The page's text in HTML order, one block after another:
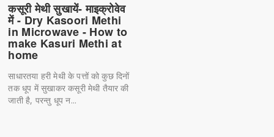
कसूरी मेथी सुखायें- माइक्रोवेव
में - Dry Kasoori Methi
in Microwave - How to
make Kasuri Methi at
home
साधारतया हरी मेथी के पत्तों को कुछ दिनों
तक धूप में सुखाकर कसूरी मेथी तैयार की
जाती है, परन्तु धूप न...